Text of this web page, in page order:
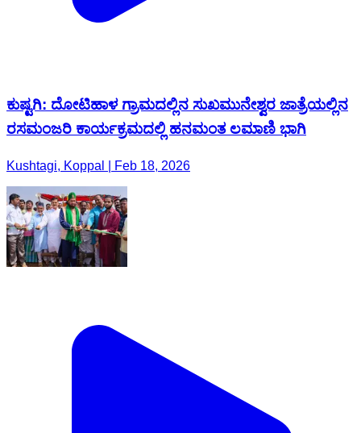
ಕುಷ್ಟಗಿ: ದೋಟಿಹಾಳ ಗ್ರಾಮದಲ್ಲಿನ ಸುಖಮುನೇಶ್ವರ ಜಾತ್ರೆಯಲ್ಲಿನ
ರಸಮಂಜರಿ ಕಾರ್ಯಕ್ರಮದಲ್ಲಿ ಹನಮಂತ ಲಮಾಣಿ ಭಾಗಿ
Kushtagi, Koppal | Feb 18, 2026